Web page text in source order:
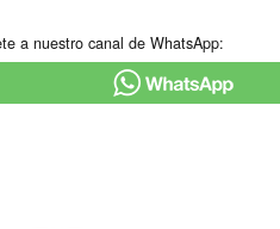
a nuestro canal de WhatsApp: